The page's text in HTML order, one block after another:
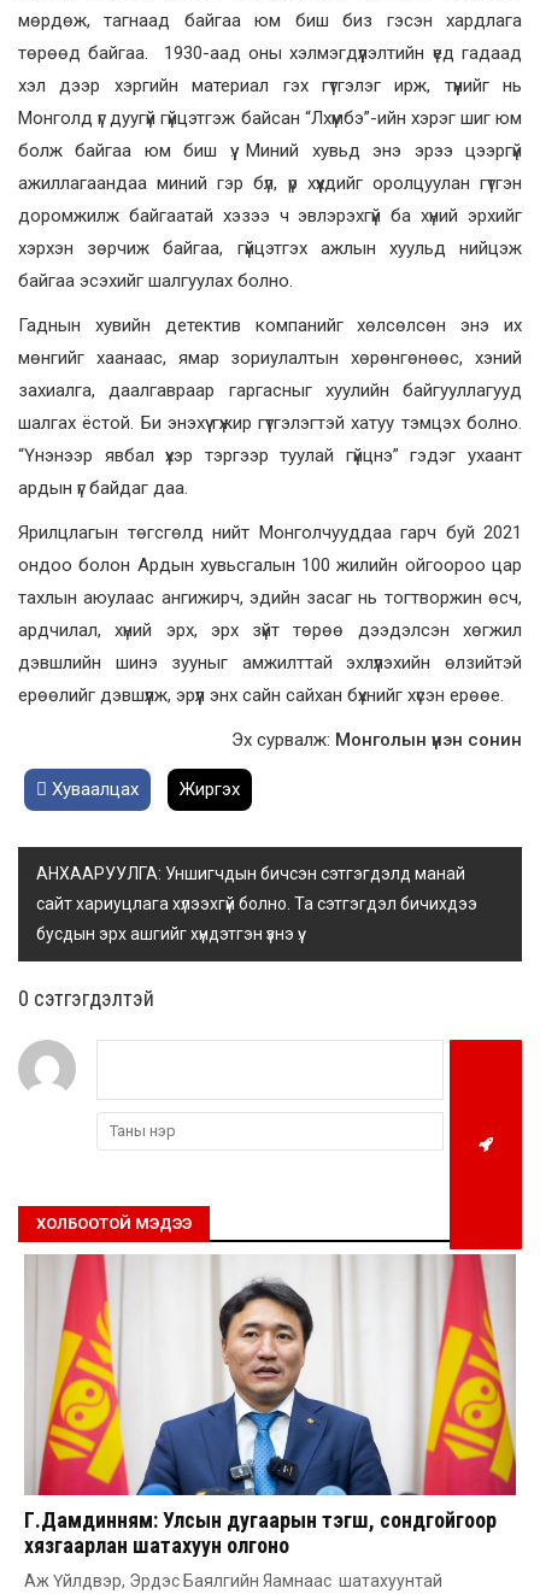
мөрдөж, тагнаад байгаа юм биш биз гэсэн хардлага
төрөөд байгаа. 1930-аад оны хэлмэгдүүлэлтийн үед гадаад
хэл дээр хэргийн материал гэх гүтгэлэг ирж, түүнийг нь
Монголд үг дуугүй гүйцэтгэж байсан “Лхүмбэ”-ийн хэрэг шиг юм
болж байгаа юм биш үү. Миний хувьд энэ эрээ цээргүй
ажиллагаандаа миний гэр бүл, үр хүүхдийг оролцуулан гүтгэн
доромжилж байгаатай хэзээ ч эвлэрэхгүй ба хүний эрхийг
хэрхэн зөрчиж байгаа, гүйцэтгэх ажлын хуульд нийцэж
байгаа эсэхийг шалгуулах болно.
Гаднын хувийн детектив компанийг хөлсөлсөн энэ их
мөнгийг хаанаас, ямар зориулалтын хөрөнгөнөөс, хэний
захиалга, даалгавраар гаргасныг хуулийн байгууллагууд
шалгах ёстой. Би энэхүү гүжир гүтгэлэгтэй хатуу тэмцэх болно.
“Үнэнээр явбал үхэр тэргээр туулай гүйцнэ” гэдэг ухаант
ардын үг байдаг даа.
Ярилцлагын төгсгөлд нийт Монголчууддаа гарч буй 2021
ондоо болон Ардын хувьсгалын 100 жилийн ойгоороо цар
тахлын аюулаас ангижирч, эдийн засаг нь тогтворжин өсч,
ардчилал, хүний эрх, эрх зүйт төрөө дээдэлсэн хөгжил
дэвшлийн шинэ зууныг амжилттай эхлүүлэхийн өлзийтэй
ерөөлийг дэвшүүлж, эрүүл энх сайн сайхан бүхнийг хүсэн ерөөе.
Эх сурвалж: Монголын үнэн сонин
Хуваалцах Жиргэх
АНХААРУУЛГА: Уншигчдын бичсэн сэтгэгдэлд манай
сайт хариуцлага хүлээхгүй болно. Та сэтгэгдэл бичихдээ
бусдын эрх ашгийг хүндэтгэн үзнэ үү.
0 cэтгэгдэлтэй
ХОЛБООТОЙ МЭДЭЭ
Г.Дамдинням: Улсын дугаарын тэгш, сондгойгоор
хязгаарлан шатахуун олгоно
Аж Үйлдвэр, Эрдэс Баялгийн Яамнаас шатахуунтай